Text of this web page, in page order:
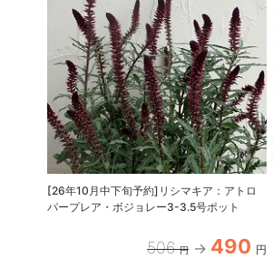
[26年10月中下旬予約]リシマキア：アトロ
パープレア・ボジョレー3-3.5号ポット
506 円 490 円